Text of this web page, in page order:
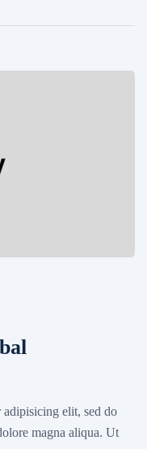
adipisicing elit, sed do
magna aliqua. Ut